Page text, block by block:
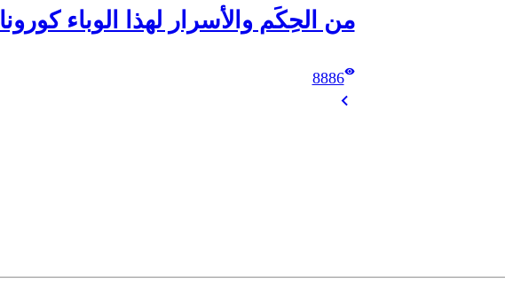
من الحِكَم والأسرار لهذا الوباء كورونا
8886